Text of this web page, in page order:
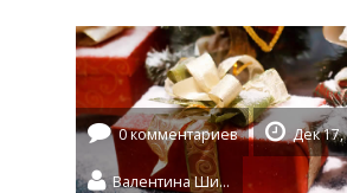
0 комментариев Дек 17,
Валентина Шидловская